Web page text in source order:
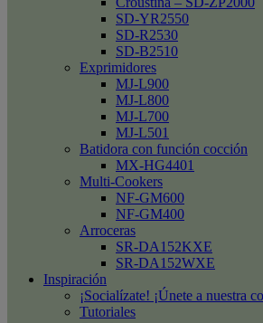
SD-YR2550
SD-R2530
SD-B2510
Exprimidores
MJ-L900
MJ-L800
MJ-L700
MJ-L501
Batidora con función cocción
MX-HG4401
Multi-Cookers
NF-GM600
NF-GM400
Arroceras
SR-DA152KXE
SR-DA152WXE
Inspiración
¡Socialízate! ¡Únete a nuestra
Tutoriales